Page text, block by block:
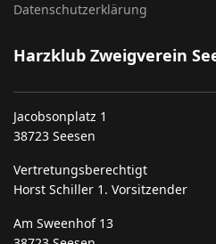
Datenschutzerklärung
Harzklub Zweigverein
Jacobsonplatz 1
38723 Seesen
Vertretungsberechtigt
Horst Schiller 1. Vorsitzender
Am Sweenhof 13